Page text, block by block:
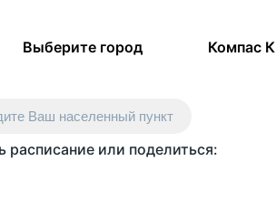
Выберите город Компас
Ваш населенный пункт
расписание или поделиться: